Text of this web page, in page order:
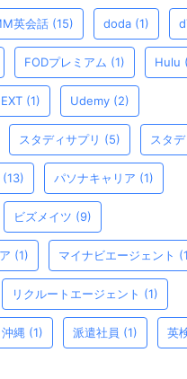
英会話 (15) doda (1)
FODプレミアム (1) Hulu
(1) Udemy (2)
スタディサプリ (5) スタ
(13) パソナキャリア (1)
ビズメイツ (9)
(1) マイナビエージェント
リクルートエージェント (1)
沖縄 (1) 派遣社員 (1) 英